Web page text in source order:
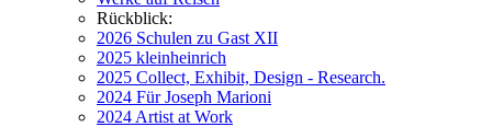
Rückblick:
2026 Schulen zu Gast XII
2025 kleinheinrich
2025 Collect, Exhibit, Design - Research.
2024 Für Joseph Marioni
2024 Artist at Work